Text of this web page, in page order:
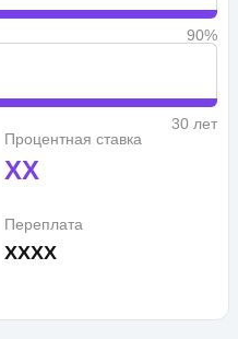
90%
30 лет
Процентная ставка
XX
Переплата
XXXX